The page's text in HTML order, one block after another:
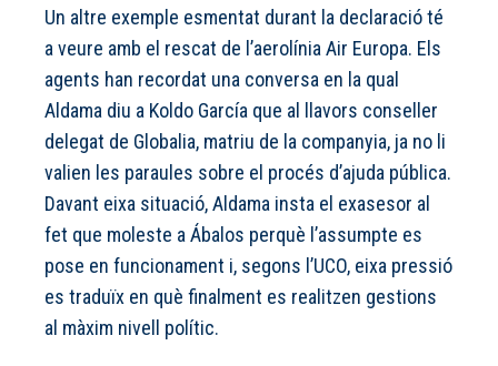
Un altre exemple esmentat durant la declaració té
a veure amb el rescat de l’aerolínia Air Europa. Els
agents han recordat una conversa en la qual
Aldama diu a Koldo García que al llavors conseller
delegat de Globalia, matriu de la companyia, ja no li
valien les paraules sobre el procés d’ajuda pública.
Davant eixa situació, Aldama insta el exasesor al
fet que moleste a Ábalos perquè l’assumpte es
pose en funcionament i, segons l’UCO, eixa pressió
es traduïx en què finalment es realitzen gestions
al màxim nivell polític.